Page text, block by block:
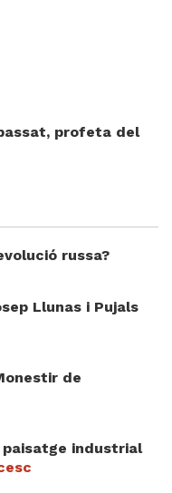
profeta del
russa?
Llunas i Pujals
de
paisatge industrial